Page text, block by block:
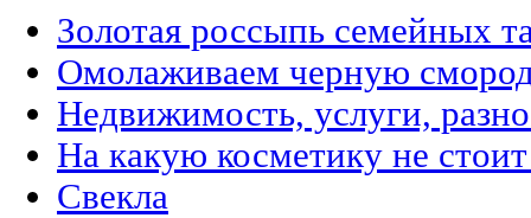
Золотая россыпь семейных
Омолаживаем черную
Недвижимость, услуги,
На какую косметику не
Свекла